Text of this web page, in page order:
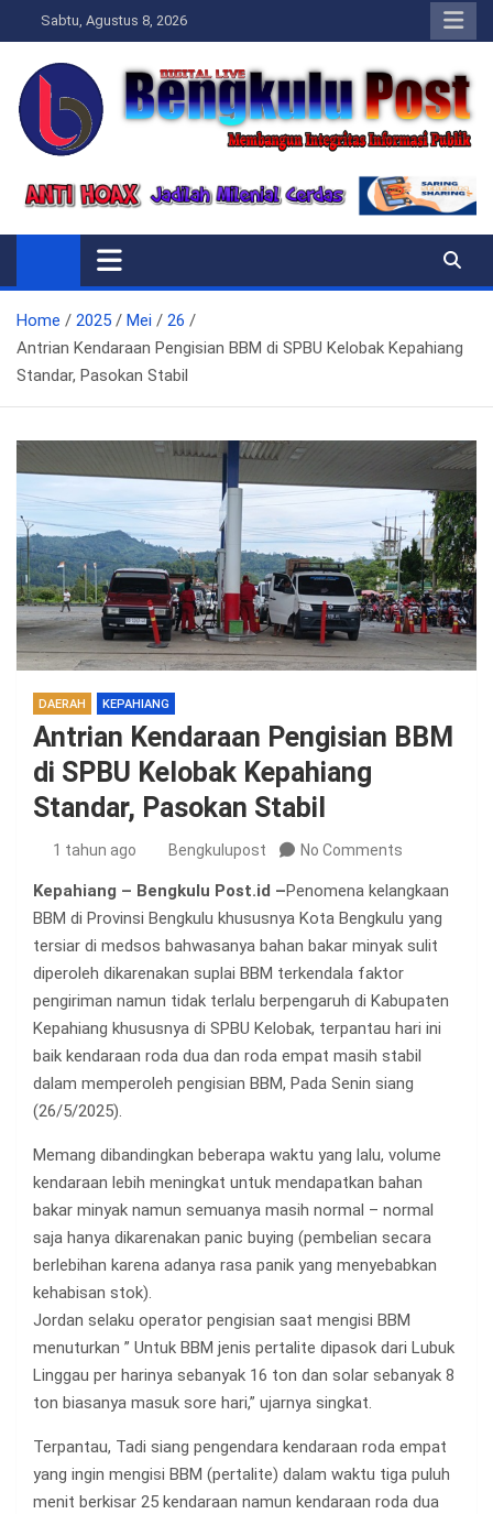
to
content
Sabtu, Agustus 8, 2026
Bengkulupost.id
Home 2025 Mei
26
Antrian Kendaraan Pengisian BBM di SPBU Kelobak Kepahiang
Standar, Pasokan Stabil
DAERAH KEPAHIANG
Antrian Kendaraan Pengisian BBM
di SPBU Kelobak Kepahiang
Standar, Pasokan Stabil
1 tahun ago Bengkulupost No Comments
Kepahiang – Bengkulu Post.id –Penomena kelangkaan
BBM di Provinsi Bengkulu khususnya Kota Bengkulu yang
tersiar di medsos bahwasanya bahan bakar minyak sulit
diperoleh dikarenakan suplai BBM terkendala faktor
pengiriman namun tidak terlalu berpengaruh di Kabupaten
Kepahiang khususnya di SPBU Kelobak, terpantau hari ini
baik kendaraan roda dua dan roda empat masih stabil
dalam memperoleh pengisian BBM, Pada Senin siang
(26/5/2025).
Memang dibandingkan beberapa waktu yang lalu, volume
kendaraan lebih meningkat untuk mendapatkan bahan
bakar minyak namun semuanya masih normal – normal
saja hanya dikarenakan panic buying (pembelian secara
berlebihan karena adanya rasa panik yang menyebabkan
kehabisan stok).
Jordan selaku operator pengisian saat mengisi BBM
menuturkan ” Untuk BBM jenis pertalite dipasok dari Lubuk
Linggau per harinya sebanyak 16 ton dan solar sebanyak 8
ton biasanya masuk sore hari,” ujarnya singkat.
Terpantau, Tadi siang pengendara kendaraan roda empat
yang ingin mengisi BBM (pertalite) dalam waktu tiga puluh
menit berkisar 25 kendaraan namun kendaraan roda dua